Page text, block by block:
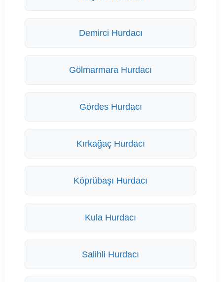
Demirci Hurdacı
Gölmarmara Hurdacı
Gördes Hurdacı
Kırkağaç Hurdacı
Köprübaşı Hurdacı
Kula Hurdacı
Salihli Hurdacı